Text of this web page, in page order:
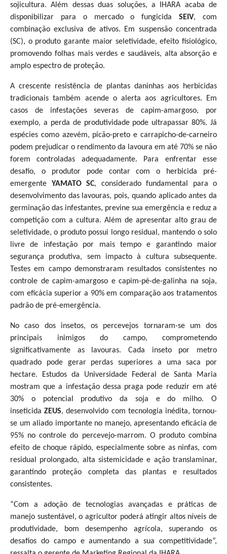
sojicultura. Além dessas duas soluções, a IHARA acaba de
disponibilizar para o mercado o fungicidaSEIV, com
combinação exclusiva de ativos. Em suspensão concentrada
(SC), o produto garante maior seletividade, efeito fisiológico,
promovendo folhas mais verdes e saudáveis, alta absorção e
amplo espectro de proteção.
A crescente resistência de plantas daninhas aos herbicidas
tradicionais também acende o alerta aos agricultores. Em
casos de infestações severas de capim-amargoso, por
exemplo, a perda de produtividade pode ultrapassar 80%. Já
espécies como azevém, picão-preto e carrapicho-de-carneiro
podem prejudicar o rendimento da lavoura em até 70% se não
forem controladas adequadamente. Para enfrentar esse
desafio, o produtor pode contar com o herbicida pré-
emergente YAMATO SC, considerado fundamental para o
desenvolvimento das lavouras, pois, quando aplicado antes da
germinação das infestantes, previne sua emergência e reduz a
competição com a cultura. Além de apresentar alto grau de
seletividade, o produto possui longo residual, mantendo o solo
livre de infestação por mais tempo e garantindo maior
segurança produtiva, sem impacto à cultura subsequente.
Testes em campo demonstraram resultados consistentes no
controle de capim-amargoso e capim-pé-de-galinha na soja,
com eficácia superior a 90% em comparação aos tratamentos
padrão de pré-emergência.
No caso dos insetos, os percevejos tornaram-se um dos
principais inimigos do campo, comprometendo
significativamente as lavouras. Cada inseto por metro
quadrado pode gerar perdas superiores a uma saca por
hectare. Estudos da Universidade Federal de Santa Maria
mostram que a infestação dessa praga pode reduzir em até
30% o potencial produtivo da soja e do milho. O
inseticidaZEUS, desenvolvido com tecnologia inédita, tornou-
se um aliado importante no manejo, apresentando eficácia de
95% no controle do percevejo-marrom. O produto combina
efeito de choque rápido, especialmente sobre as ninfas, com
residual prolongado, alta sistemicidade e ação translaminar,
garantindo proteção completa das plantas e resultados
consistentes.
“Com a adoção de tecnologias avançadas e práticas de
manejo sustentável, o agricultor poderá atingir altos níveis de
produtividade, bom desempenho agrícola, superando os
desafios do campo e aumentando a sua competitividade”,